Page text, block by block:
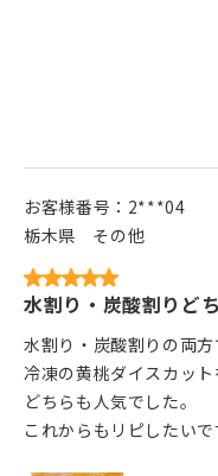
お客様番号： 2***04
栃木県
その他
水割り・炭酸割りど
水割り・炭酸割りの両方
冷凍の黄桃ダイスカット
どちらも人気でした。
これからもリピしたいで